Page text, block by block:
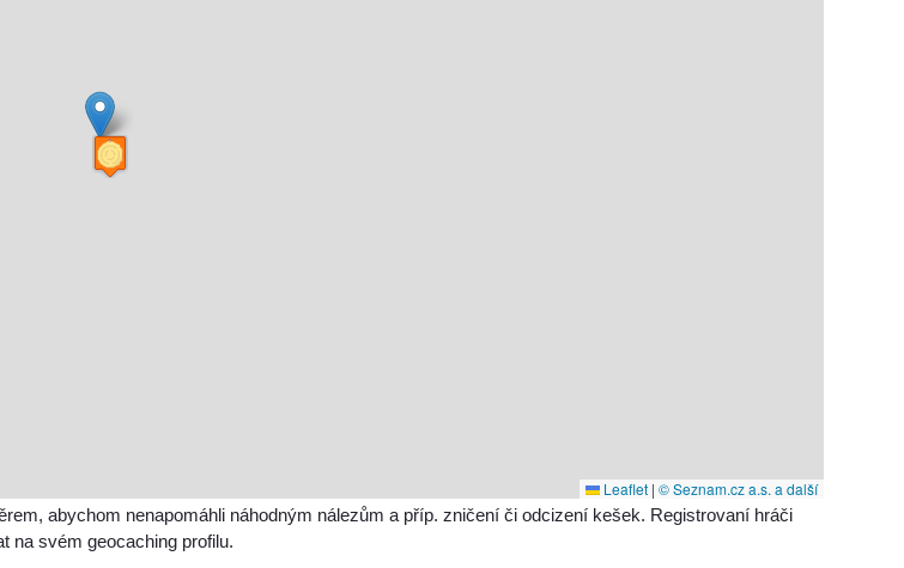
Leaflet | © Seznam.cz a.s. a další
abychom nenapomáhli náhodným nálezům a příp. zničení či odcizení kešek. Registrovaní hráči
na svém geocaching profilu.